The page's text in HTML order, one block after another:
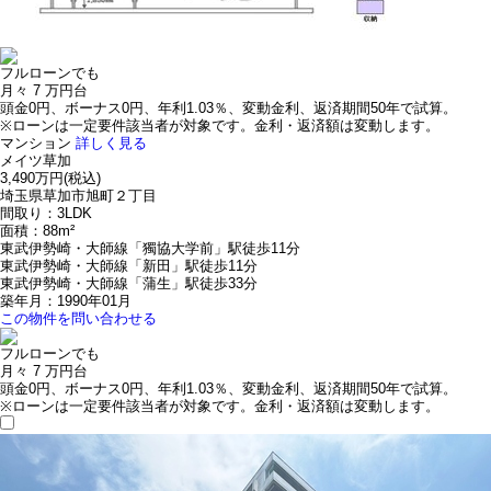
フルローンでも
月々 7 万円台
頭金0円、ボーナス0円、年利1.03％、変動金利、返済期間50年で試算。
※ローンは一定要件該当者が対象です。金利・返済額は変動します。
マンション 詳しく見る
メイツ草加
3,490万円(税込)
埼玉県草加市旭町２丁目
間取り：3LDK
面積：88m²
東武伊勢崎・大師線「獨協大学前」駅徒歩11分
東武伊勢崎・大師線「新田」駅徒歩11分
東武伊勢崎・大師線「蒲生」駅徒歩33分
築年月：1990年01月
この物件を問い合わせる
フルローンでも
月々 7 万円台
頭金0円、ボーナス0円、年利1.03％、変動金利、返済期間50年で試算。
※ローンは一定要件該当者が対象です。金利・返済額は変動します。